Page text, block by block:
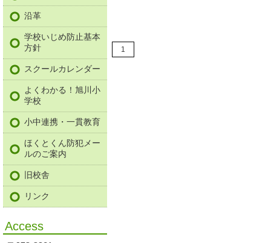
1
沿革
学校いじめ防止基本
方針
スクールカレンダー
よくわかる！旭川小
学校
小中連携・一貫教育
ほくとくん防犯メー
ルのご案内
旧校舎
リンク
Access